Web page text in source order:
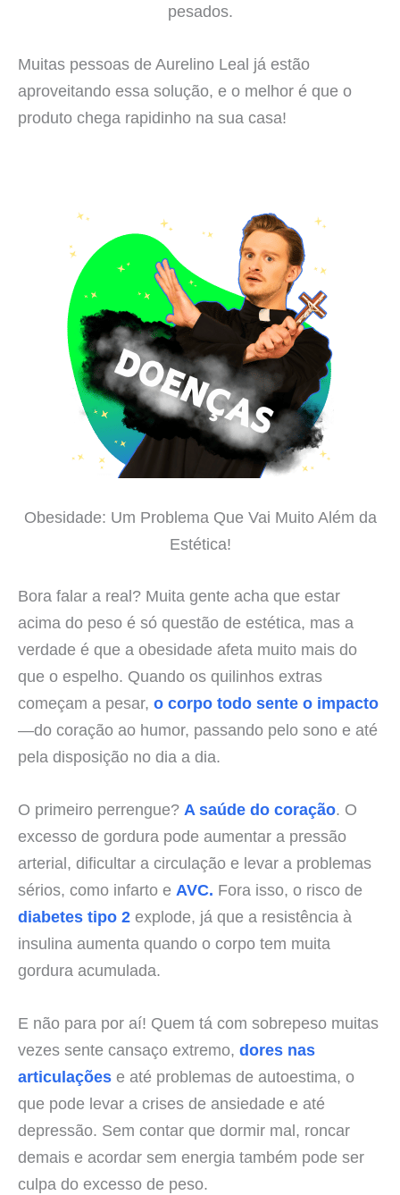
pesados.
Muitas pessoas de Aurelino Leal já estão
aproveitando essa solução, e o melhor é que o
produto chega rapidinho na sua casa!
Obesidade: Um Problema Que Vai Muito Além da
Estética!
Bora falar a real? Muita gente acha que estar
acima do peso é só questão de estética, mas a
verdade é que a obesidade afeta muito mais do
que o espelho. Quando os quilinhos extras
começam a pesar, o corpo todo sente o impacto
—do coração ao humor, passando pelo sono e até
pela disposição no dia a dia.
O primeiro perrengue? A saúde do coração. O
excesso de gordura pode aumentar a pressão
arterial, dificultar a circulação e levar a problemas
sérios, como infarto e AVC. Fora isso, o risco de
diabetes tipo 2 explode, já que a resistência à
insulina aumenta quando o corpo tem muita
gordura acumulada.
E não para por aí! Quem tá com sobrepeso muitas
vezes sente cansaço extremo, dores nas
articulações e até problemas de autoestima, o
que pode levar a crises de ansiedade e até
depressão. Sem contar que dormir mal, roncar
demais e acordar sem energia também pode ser
culpa do excesso de peso.